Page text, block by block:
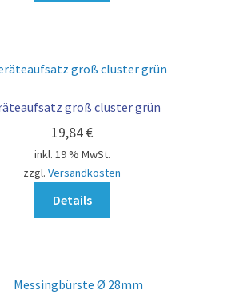
groß cluster grün
19,84€
inkl. 19 % MwSt.
zzgl. Versandkosten
Details